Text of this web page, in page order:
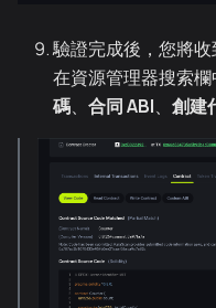
驗證完成後，您將收
在資源管理器搜索
碼、 合同 ABI、 創建